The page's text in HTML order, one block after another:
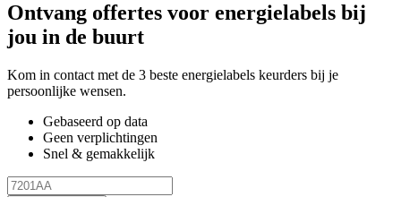
Ontvang offertes voor energielabels bij
jou in de buurt
Kom in contact met de 3 beste energielabels keurders bij je
persoonlijke wensen.
Gebaseerd op data
Geen verplichtingen
Snel & gemakkelijk